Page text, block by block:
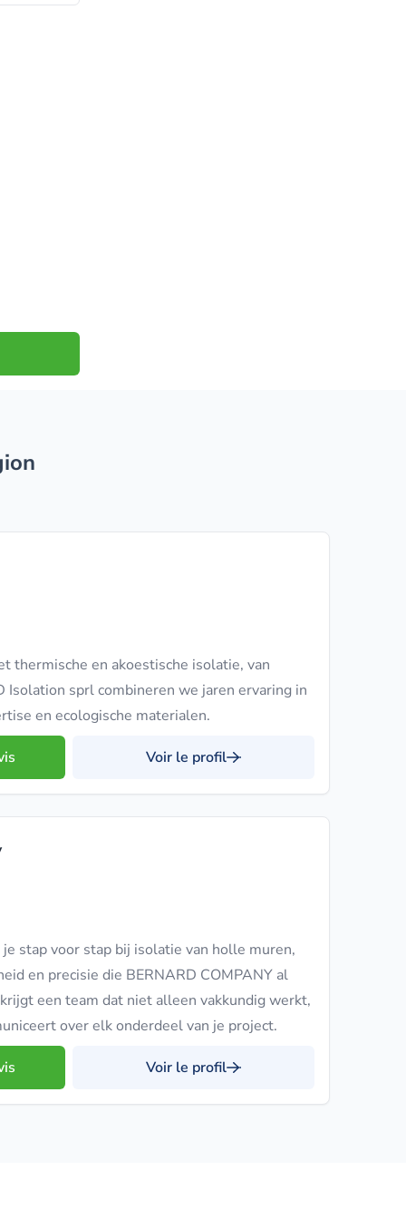
thermische en akoestische isolatie, van
Isolation sprl combineren we jaren ervaring in
en ecologische materialen.
Voir le profil
stap voor stap bij isolatie van holle muren,
en precisie die BERNARD COMPANY al
een team dat niet alleen vakkundig werkt,
over elk onderdeel van je project.
Voir le profil